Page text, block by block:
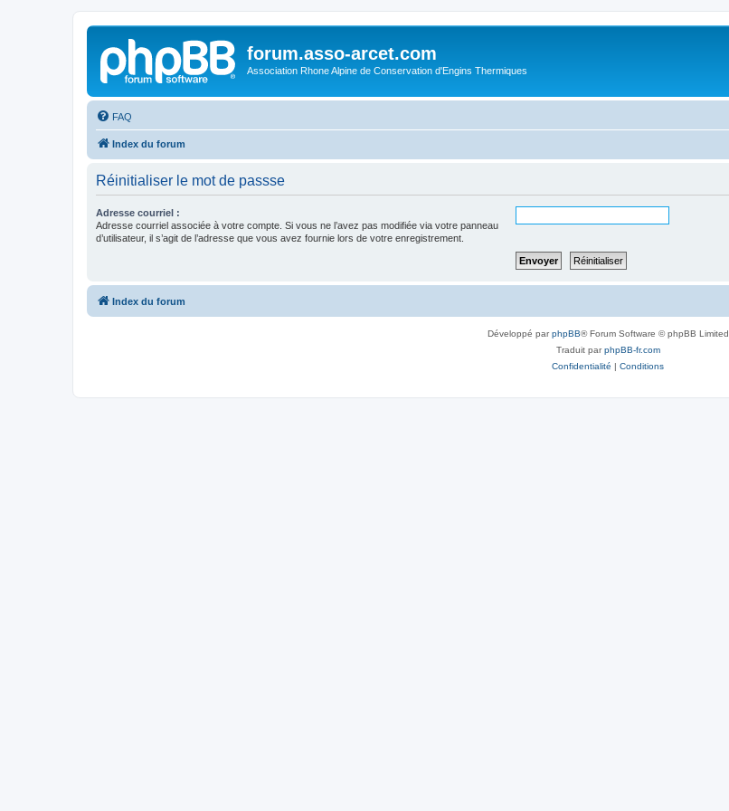
forum.asso-arcet.com
Association Rhone Alpine de Conservation d'Engins Thermiques
FAQ
Index du forum
Réinitialiser le mot de passse
Adresse courriel :
Adresse courriel associée à votre compte. Si vous ne l’avez pas modifiée via votre panneau
d’utilisateur, il s’agit de l’adresse que vous avez fournie lors de votre enregistrement.
Index du forum
Développé parphpBB® Forum Software © phpBB Limited
Traduit parphpBB-fr.com
Confidentialité | Conditions